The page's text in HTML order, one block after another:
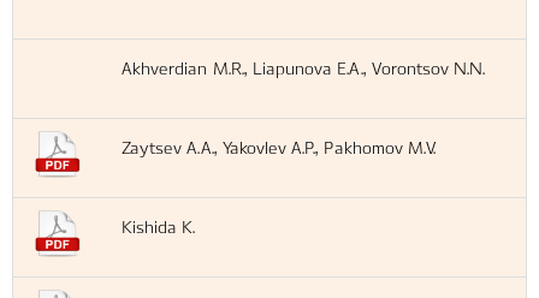
Akhverdian M.R., Liapunova E.A., Vorontsov N.N.
Zaytsev A.A., Yakovlev A.P., Pakhomov M.V.
Kishida K.